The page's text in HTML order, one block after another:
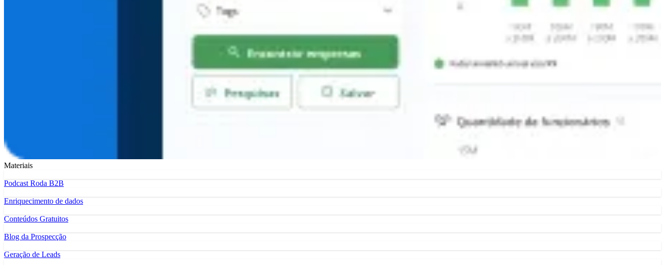
Materiais
Podcast Roda B2B
Enriquecimento de dados
Conteúdos Gratuitos
Blog da Prospecção
Geração de Leads